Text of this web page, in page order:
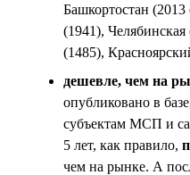
Башкортостан
(1941), Челябинская
(1485),
дешевле, чем на
опубликовано в
субъектам МСП и
5 лет, как правило,
чем на рынке. А